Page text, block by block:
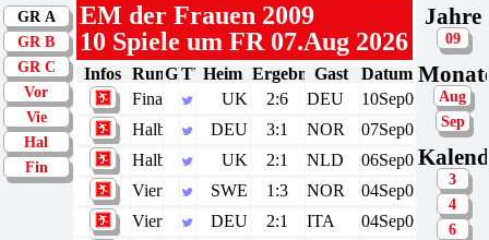
GR A
GR B
GR C
Vor
Vie
Hal
Fin
EM der Frauen 2009
10 Spiele um FR 07.Aug 2026
Infos Runde
GRTWHeim ErgebnisGast
Datum
Finale
UK 2:6 DEU
10Sep09
Halbfinale
DEU 3:1 NOR
07Sep09
Halbfinale
UK 2:1 NLD
06Sep09
ViertelfinaleSWE 1:3 NOR
04Sep09
ViertelfinaleDEU 2:1 ITA
04Sep09
Jahre
09
Aug
Sep
3
4
6